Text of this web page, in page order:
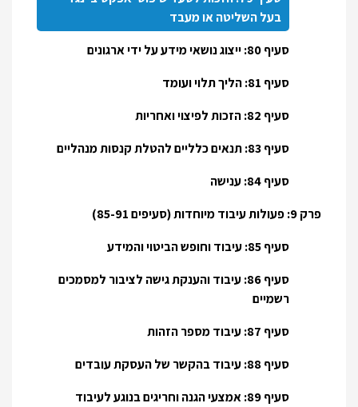
בעל השליטה או מעבד
סעיף 80: ייצוג נושאי מידע על ידי ארגונים
סעיף 81: הליך תלוי ועומד
סעיף 82: הזכות לפיצוי ואחריות
סעיף 83: תנאים כלליים להטלת קנסות מנהליים
סעיף 84: ענישה
פרק 9: פעולות עיבוד מיוחדות (סעיפים 85-91)
סעיף 85: עיבוד וחופש הביטוי והמידע
סעיף 86: עיבוד והענקת גישה לציבור למסמכים
רשמיים
סעיף 87: עיבוד מספר הזהות
סעיף 88: עיבוד בהקשר של העסקת עובדים
סעיף 89: אמצעי הגנה וחריגים בנוגע לעיבוד